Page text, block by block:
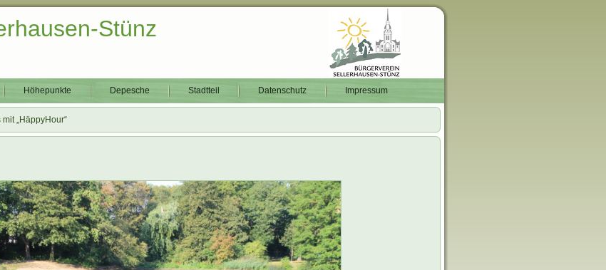
Stünz
Höhepunkte Depesche Stadtteil Datenschutz Impressum
„HäppyHour“